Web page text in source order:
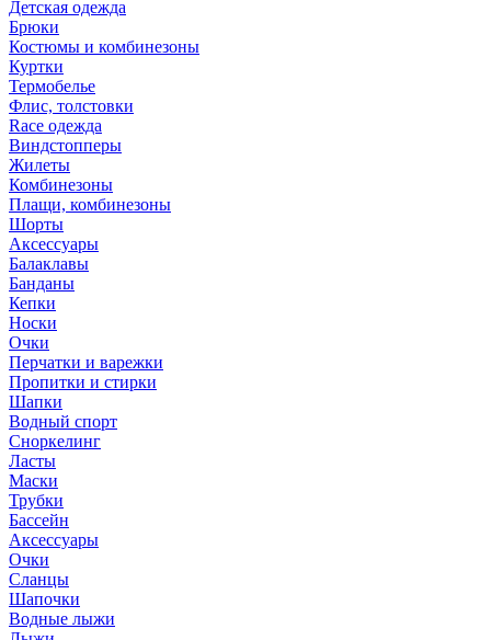
Детская одежда
Брюки
Костюмы и комбинезоны
Куртки
Термобелье
Флис, толстовки
Race одежда
Виндстопперы
Жилеты
Комбинезоны
Плащи, комбинезоны
Шорты
Аксессуары
Балаклавы
Банданы
Кепки
Носки
Очки
Перчатки и варежки
Пропитки и стирки
Шапки
Водный спорт
Сноркелинг
Ласты
Маски
Трубки
Бассейн
Аксессуары
Очки
Сланцы
Шапочки
Водные лыжи